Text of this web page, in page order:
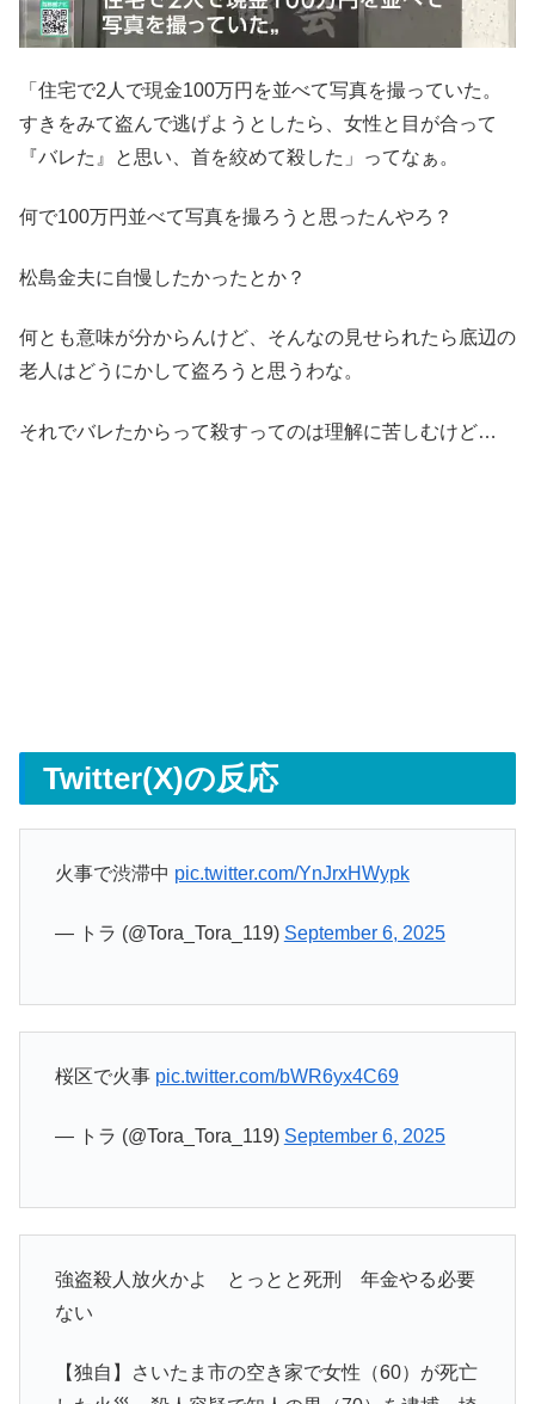
「住宅で2人で現金100万円を並べて写真を撮っていた。
すきをみて盗んで逃げようとしたら、女性と目が合って
『バレた』と思い、首を絞めて殺した」ってなぁ。
何で100万円並べて写真を撮ろうと思ったんやろ？
松島金夫に自慢したかったとか？
何とも意味が分からんけど、そんなの見せられたら底辺の
老人はどうにかして盗ろうと思うわな。
それでバレたからって殺すってのは理解に苦しむけど…
Twitter(X)の反応
火事で渋滞中 pic.twitter.com/YnJrxHWypk
— トラ (@Tora_Tora_119) September 6, 2025
桜区で火事 pic.twitter.com/bWR6yx4C69
— トラ (@Tora_Tora_119) September 6, 2025
強盗殺人放火かよ とっとと死刑 年金やる必要
ない
【独自】さいたま市の空き家で女性（60）が死亡